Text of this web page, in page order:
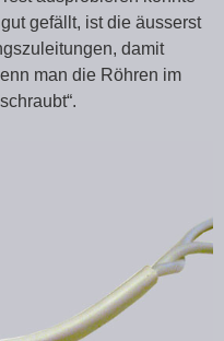
gefällt, ist die äusserst
damit
man die Röhren im